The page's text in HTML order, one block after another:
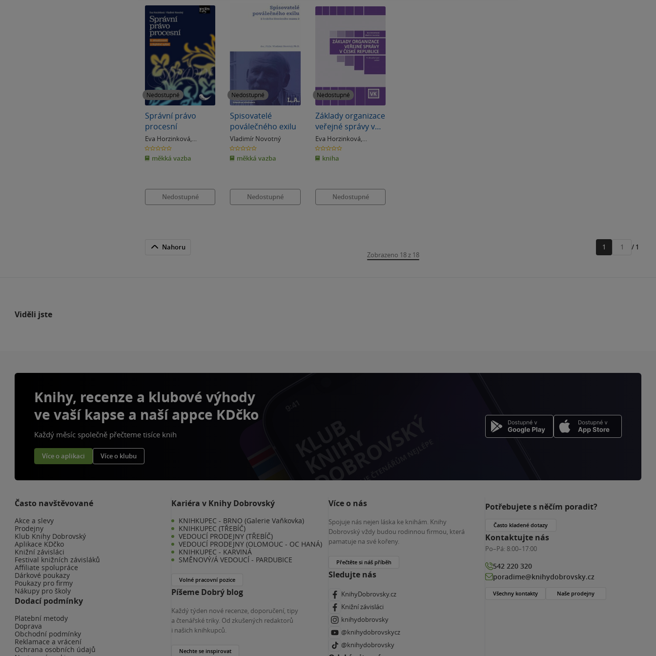
Nedostupné
Správní právo
procesní
Eva Horzinková,
Vladimír Novotný
0.0
z
5
hvězdiček
měkká vazba
Nedostupné
Nedostupné
Spisovatelé
poválečného exilu
Vladimír Novotný
0.0
z
5
hvězdiček
měkká vazba
Nedostupné
Nedostupné
Základy organizace
veřejné správy v
ČR, 4. vydání
Eva Horzinková,
Vladimír Novotný
0.0
z
5
hvězdiček
kniha
Nedostupné
Nahoru
Zobrazeno 18 z 18
1
Přejít
/ 1
Viděli jste
Knihy, recenze a klubové výhody
ve vaší kapse a naší appce KDčko
Každý měsíc společně přečteme tisíce knih
Více o aplikaci Více o klubu
Často navštěvované
Akce a slevy
Prodejny
Klub Knihy Dobrovský
Aplikace KDčko
Knižní závisláci
Festival knižních závisláků
Affiliate spolupráce
Dárkové poukazy
Poukazy pro firmy
Nákupy pro školy
Dodací podmínky
Platební metody
Doprava
Obchodní podmínky
Reklamace a vrácení
Ochrana osobních údajů
Kariéra v Knihy Dobrovský
KNIHKUPEC - BRNO (Galerie Vaňkovka)
KNIHKUPEC (TŘEBÍČ)
VEDOUCÍ PRODEJNY (TŘEBÍČ)
VEDOUCÍ PRODEJNY (OLOMOUC - OC HANÁ)
KNIHKUPEC - KARVINÁ
SMĚNOVÝ/Á VEDOUCÍ - PARDUBICE
Volné pracovní pozice
Píšeme Dobrý blog
Každý týden nové recenze, doporučení, tipy
a čtenářské triky. Od zkušených redaktorů
i našich knihkupců.
Nechte se inspirovat
Více o nás
Spojuje nás nejen láska ke knihám. Knihy
Dobrovský vždy budou rodinnou firmou, která
pamatuje na své kořeny.
Přečtěte si náš příběh
Sledujte nás
KnihyDobrovsky.cz
Knižní závisláci
knihydobrovsky
@knihydobrovskycz
@knihydobrovsky
Potřebujete s něčím poradit?
Často kladené dotazy
Kontaktujte nás
Po–Pá: 8:00–17:00
542 220 320
poradime@knihydobrovsky.cz
Všechny kontakty Naše prodejny